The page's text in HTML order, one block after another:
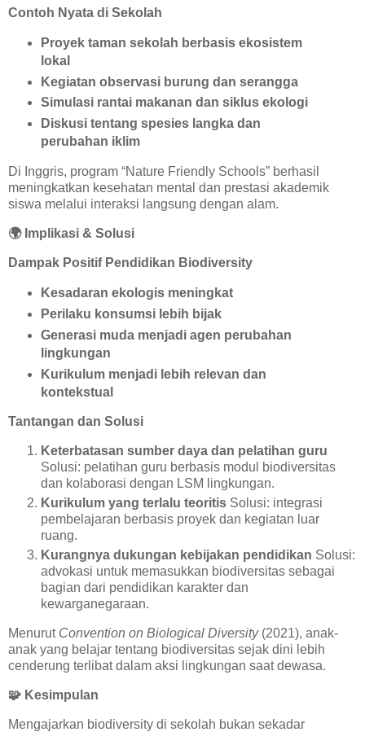
Contoh Nyata di Sekolah
Proyek taman sekolah berbasis ekosistem
lokal
Kegiatan observasi burung dan serangga
Simulasi rantai makanan dan siklus ekologi
Diskusi tentang spesies langka dan
perubahan iklim
Di Inggris, program “Nature Friendly Schools” berhasil
meningkatkan kesehatan mental dan prestasi akademik
siswa melalui interaksi langsung dengan alam.
🌍Implikasi & Solusi
Dampak Positif Pendidikan Biodiversity
Kesadaran ekologis meningkat
Perilaku konsumsi lebih bijak
Generasi muda menjadi agen perubahan
lingkungan
Kurikulum menjadi lebih relevan dan
kontekstual
Tantangan dan Solusi
Keterbatasan sumber daya dan pelatihan guru
Solusi: pelatihan guru berbasis modul biodiversitas
dan kolaborasi dengan LSM lingkungan.
Kurikulum yang terlalu teoritis Solusi: integrasi
pembelajaran berbasis proyek dan kegiatan luar
ruang.
Kurangnya dukungan kebijakan pendidikan Solusi:
advokasi untuk memasukkan biodiversitas sebagai
bagian dari pendidikan karakter dan
kewarganegaraan.
Menurut Convention on Biological Diversity(2021), anak-
anak yang belajar tentang biodiversitas sejak dini lebih
cenderung terlibat dalam aksi lingkungan saat dewasa.
🧩 Kesimpulan
Mengajarkan biodiversity di sekolah bukan sekadar